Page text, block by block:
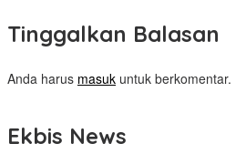
Tinggalkan Balasan
Anda harus masuk untuk berkomentar.
Ekbis News